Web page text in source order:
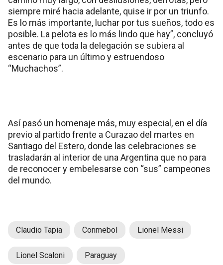
siempre miré hacia adelante, quise ir por un triunfo.
Es lo más importante, luchar por tus sueños, todo es
posible. La pelota es lo más lindo que hay”, concluyó
antes de que toda la delegación se subiera al
escenario para un último y estruendoso
“Muchachos”.
Así pasó un homenaje más, muy especial, en el día
previo al partido frente a Curazao del martes en
Santiago del Estero, donde las celebraciones se
trasladarán al interior de una Argentina que no para
de reconocer y embelesarse con “sus” campeones
del mundo.
Claudio Tapia Conmebol Lionel Messi
Lionel Scaloni Paraguay